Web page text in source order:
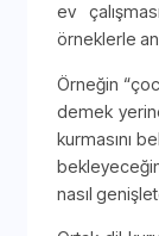
ev
örneklerle
Örneğin
demek
kurmasını
nasıl